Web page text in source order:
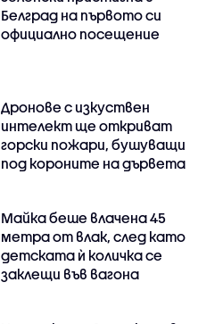
Белград на първото си
официално посещение
Дронове с изкуствен
интелект ще откриват
горски пожари, бушуващи
под короните на дървета
Майка беше влачена 45
метра от влак, след като
детската ѝ количка се
заклещи във вагона